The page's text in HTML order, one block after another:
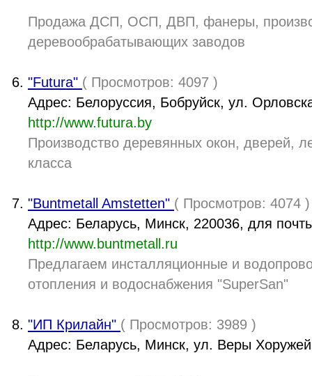
Продажа ДСП, ОСП, ДВП, фанеры,
деревообрабатывающих заводов
"Futura" ( Просмотров: 4097 )
Адрес: Белоруссия, Бобруйск, ул.
http://www.futura.by
Производство деревянных окон, дверей,
класса
"Buntmetall Amstetten" ( Просмотров: 4074 )
Адрес: Беларусь, Минск, 220036, для
http://www.buntmetall.ru
Предлагаем инсталляционные и
отопления и водоснабжения "SuperSan"
"ИП Крилайн" ( Просмотров: 3989 )
Адрес: Беларусь, Минск, ул. Веры